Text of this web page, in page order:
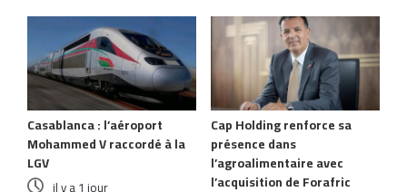
Casablanca : l’aéroport
Mohammed V raccordé à la
LGV
Cap Holding renforce sa
présence dans
l’agroalimentaire avec
l’acquisition de Forafric